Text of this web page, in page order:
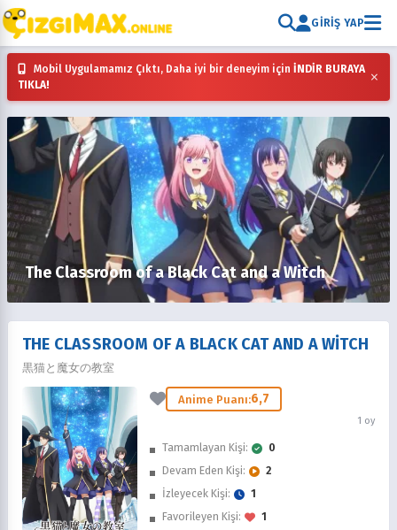
GIRIŞ YAP
Mobil Uygulamamız Çıktı, Daha iyi bir deneyim için İNDİR BURAYA
TIKLA!
×
The Classroom of a Black Cat and a Witch
THE CLASSROOM OF A BLACK CAT AND A WITCH
黒猫と魔女の教室
Anime Puanı:6,7
1 oy
Tamamlayan Kişi:
0
Devam Eden Kişi:
2
İzleyecek Kişi:
1
Favorileyen Kişi:
1